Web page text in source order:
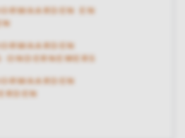
EN
ONDERNEMERS